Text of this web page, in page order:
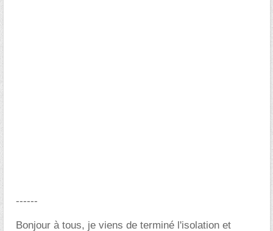
------
Bonjour à tous, je viens de terminé l'isolation et